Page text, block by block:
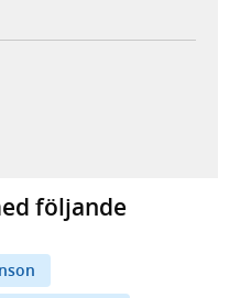
extern webbplats,
webbplats,
extern webbplats,
följande